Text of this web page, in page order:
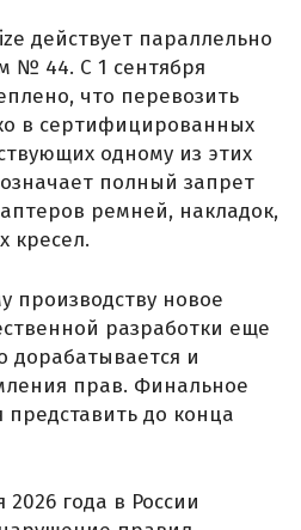
действует параллельно
№ 44. С 1 сентября
что перевозить
в сертифицированных
одному из этих
полный запрет
ремней, накладок,
кресел.
производству новое
разработки еще
дорабатывается и
прав. Финальное
представить до конца
года в России